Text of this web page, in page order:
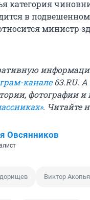
категория
в
министр
канале63.RU. А
фотографии и
. Читайте
Овсянников
Виктор